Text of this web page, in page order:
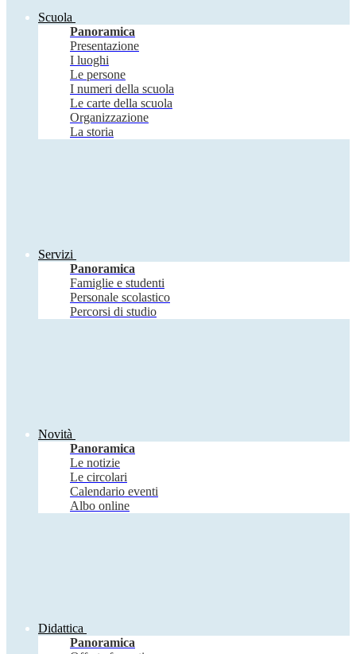
Scuola
Panoramica
Presentazione
I luoghi
Le persone
I numeri della scuola
Le carte della scuola
Organizzazione
La storia
Servizi
Panoramica
Famiglie e studenti
Personale scolastico
Percorsi di studio
Novità
Panoramica
Le notizie
Le circolari
Calendario eventi
Albo online
Didattica
Panoramica